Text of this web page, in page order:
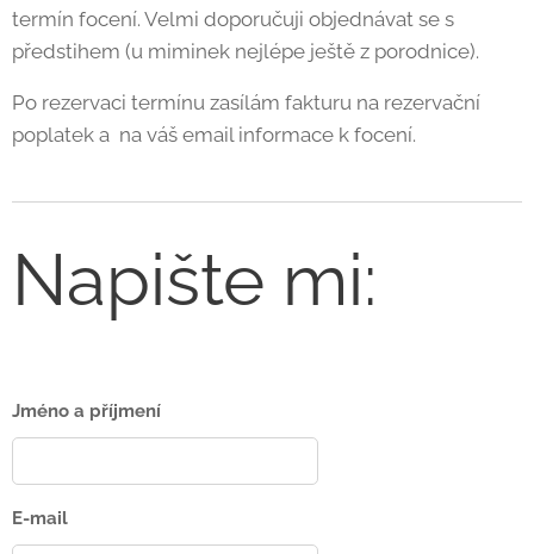
termín focení. Velmi doporučuji objednávat se s
předstihem (u miminek nejlépe ještě z porodnice).
Po rezervaci termínu zasílám fakturu na rezervační
poplatek a na váš email informace k focení.
Napište mi:
Jméno a příjmení
E-mail